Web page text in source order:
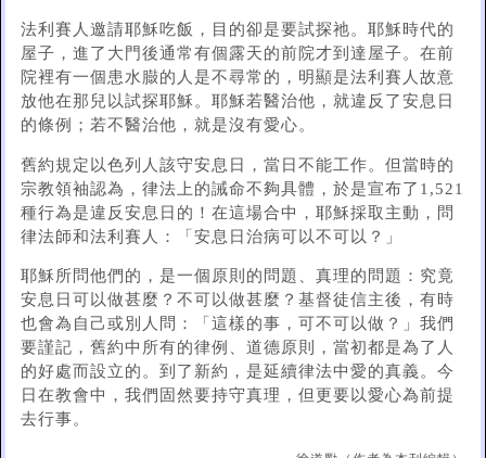
法利賽人邀請耶穌吃飯，目的卻是要試探祂。耶穌時代的
屋子，進了大門後通常有個露天的前院才到達屋子。在前
院裡有一個患水臌的人是不尋常的，明顯是法利賽人故意
放他在那兒以試探耶穌。耶穌若醫治他，就違反了安息日
的條例；若不醫治他，就是沒有愛心。
舊約規定以色列人該守安息日，當日不能工作。但當時的
宗教領袖認為，律法上的誡命不夠具體，於是宣布了1,521
種行為是違反安息日的！在這場合中，耶穌採取主動，問
律法師和法利賽人：「安息日治病可以不可以？」
耶穌所問他們的，是一個原則的問題、真理的問題：究竟
安息日可以做甚麼？不可以做甚麼？基督徒信主後，有時
也會為自己或別人問：「這樣的事，可不可以做？」我們
要謹記，舊約中所有的律例、道德原則，當初都是為了人
的好處而設立的。到了新約，是延續律法中愛的真義。今
日在教會中，我們固然要持守真理，但更要以愛心為前提
去行事。